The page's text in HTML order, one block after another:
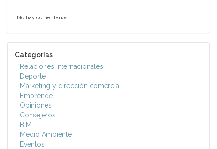
No hay comentarios
Categorías
Relaciones Internacionales
Deporte
Marketing y dirección comercial
Emprende
Opiniones
Consejeros
BIM
Medio Ambiente
Eventos